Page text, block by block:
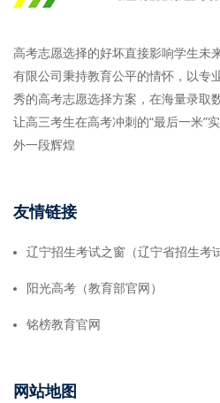
高考志愿选择的好坏直接影响学生未
有限公司秉持教育公平的情怀，以专
秀的高考志愿选择方案，在海量录取
让高三考生在高考冲刺的“最后一米”
外一段辉煌
友情链接
辽宁招生考试之窗（辽宁省招生考
阳光高考（教育部官网）
铭榜教育官网
网站地图